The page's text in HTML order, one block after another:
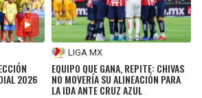
2026
LIGA MX
EQUIPO QUE GANA, REPITE: CHIVAS
NO MOVERÍA SU ALINEACIÓN PARA
LA IDA ANTE CRUZ AZUL